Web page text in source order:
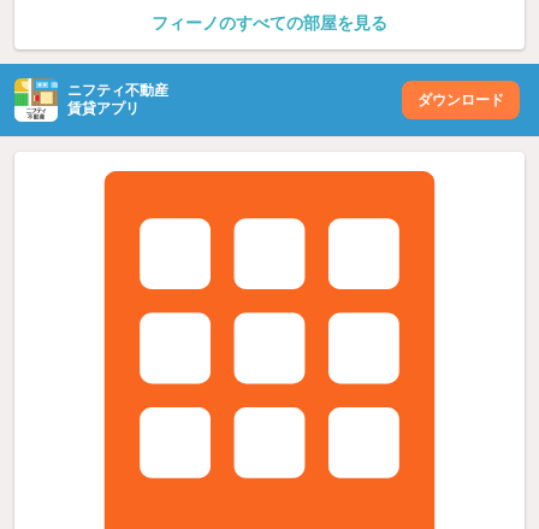
フィーノのすべての部屋を見る
ニフティ不動産
賃貸アプリ
ダウンロード